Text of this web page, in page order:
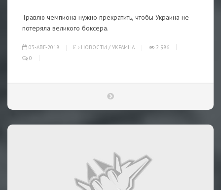
Травлю чемпиона нужно прекратить, чтобы Украина не
потеряла великого боксера.
03-АВГ-2018 НОВОСТИ / УКРАИНА
2 986
0